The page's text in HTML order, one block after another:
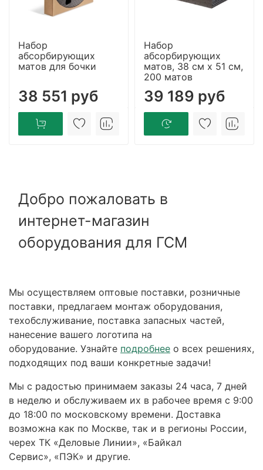
Набор
абсорбирующих
матов для бочки
38 551 руб
Набор
абсорбирующих
матов, 38 см x 51 см,
200 матов
39 189 руб
Добро пожаловать в
интернет-магазин
оборудования для ГСМ
Мы осуществляем оптовые поставки, розничные
поставки, предлагаем монтаж оборудования,
техобслуживание, поставка запасных частей,
нанесение вашего логотипа на
оборудование. Узнайте подробнее о всех решениях,
подходящих под ваши конкретные задачи!
Мы с радостью принимаем заказы 24 часа, 7 дней
в неделю и обслуживаем их в рабочее время с 9:00
до 18:00 по московскому времени. Доставка
возможна как по Москве, так и в регионы России,
черех ТК «Деловые Линии», «Байкал
Сервис», «ПЭК» и другие.